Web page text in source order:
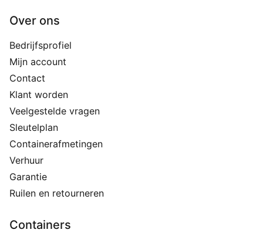
Over ons
Bedrijfsprofiel
Mijn account
Contact
Klant worden
Veelgestelde vragen
Sleutelplan
Containerafmetingen
Verhuur
Garantie
Ruilen en retourneren
Containers